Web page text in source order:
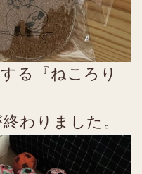
る『ねころり
わりました。